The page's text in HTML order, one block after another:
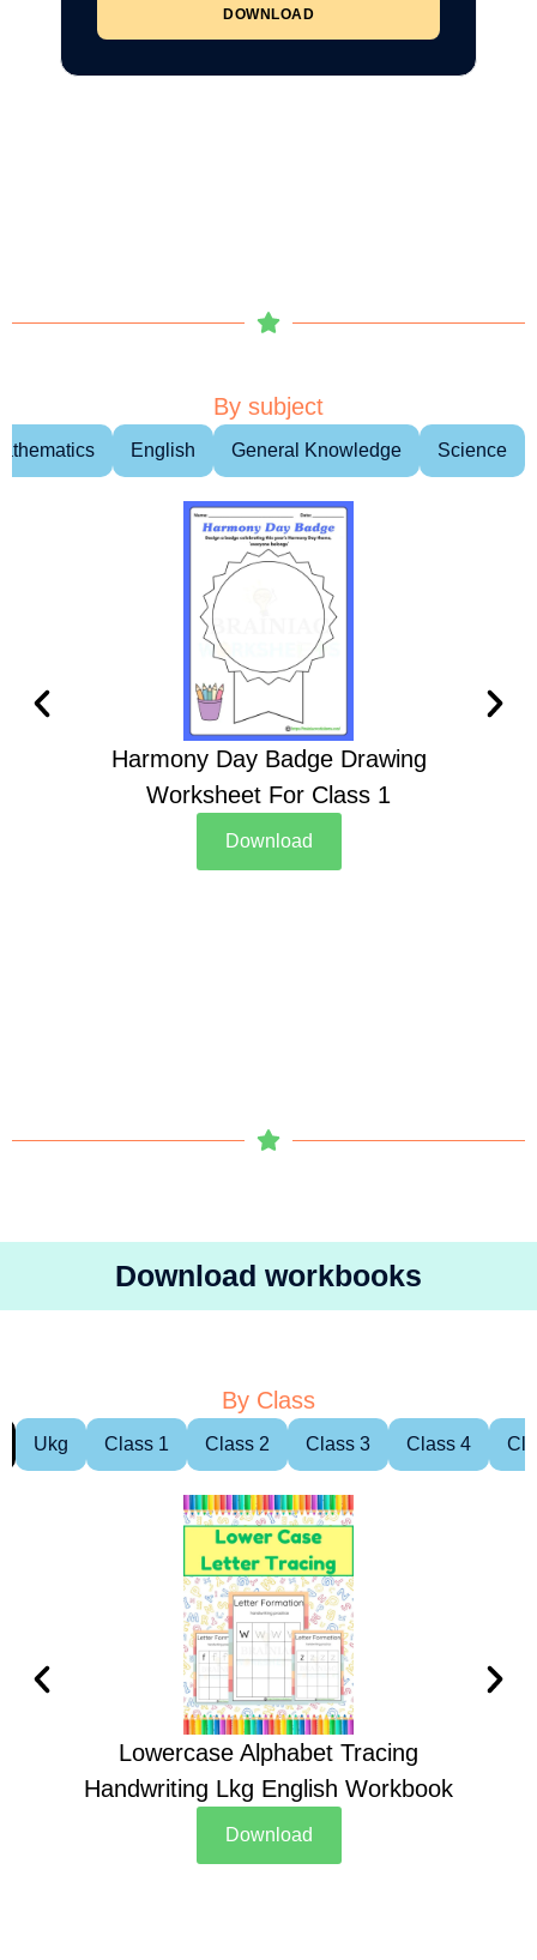
DOWNLOAD
By subject
English General Knowledge Science
Harmony Day Badge Drawing
Worksheet For Class 1
Download
Download workbooks
By Class
Ukg Class 1 Class 2 Class 3 Class 4
Lowercase Alphabet Tracing
Handwriting Lkg English Workbook
Download